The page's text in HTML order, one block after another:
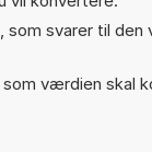
som svarer til
som værdien skal